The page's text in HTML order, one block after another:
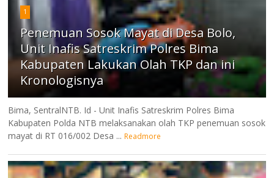
1
Penemuan Sosok Mayat di Desa Bolo,
Unit Inafis Satreskrim Polres Bima
Kabupaten Lakukan Olah TKP dan ini
Kronologisnya
Bima, SentralNTB. Id - Unit Inafis Satreskrim Polres Bima
Kabupaten Polda NTB melaksanakan olah TKP penemuan sosok
mayat di RT 016/002 Desa ... Readmore